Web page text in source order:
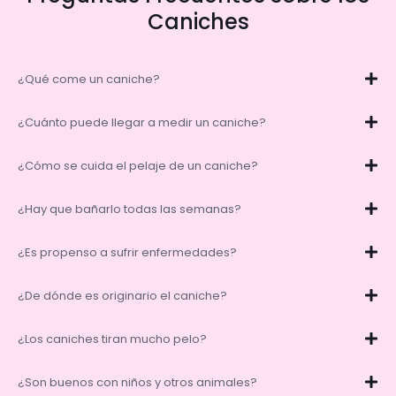
Caniches
¿Qué come un caniche?
¿Cuánto puede llegar a medir un caniche?
¿Cómo se cuida el pelaje de un caniche?
¿Hay que bañarlo todas las semanas?
¿Es propenso a sufrir enfermedades?
¿De dónde es originario el caniche?
¿Los caniches tiran mucho pelo?
¿Son buenos con niños y otros animales?